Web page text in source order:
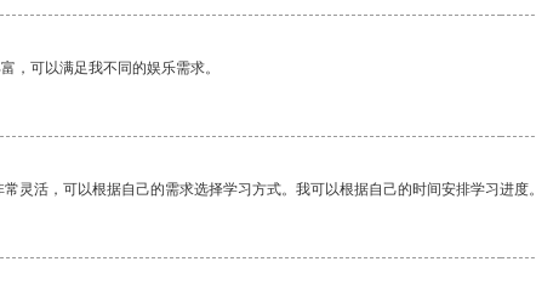
，可以满足我不同的娱乐需求。
灵活，可以根据自己的需求选择学习方式。我可以根据自己的时间安排学习进度。